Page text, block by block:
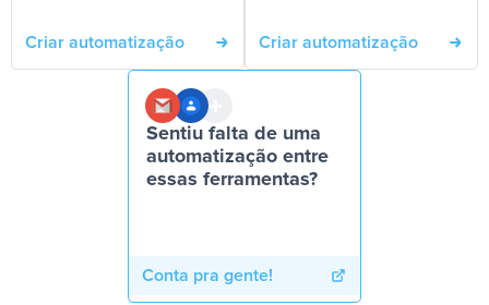
Criar automatização Criar automatização
Sentiu falta de uma
automatização entre
essas ferramentas?
Conta pra gente!